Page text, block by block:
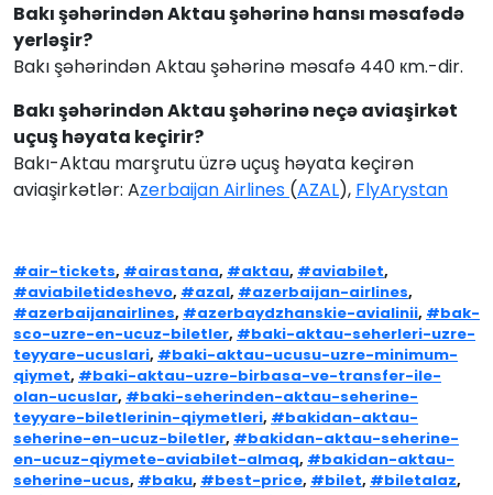
Bakı şəhərindən Aktau şəhərinə hansı məsafədə
yerləşir?
Bakı şəhərindən Aktau şəhərinə məsafə 440 кm.-dir.
Bakı şəhərindən Aktau şəhərinə neçə aviaşirkət
uçuş həyata keçirir?
Bakı-Aktau marşrutu üzrə uçuş həyata keçirən
aviaşirkətlər: Azerbaijan Airlines (AZAL), FlyArystan
#air-tickets, #airastana, #aktau, #aviabilet,
#aviabiletideshevo, #azal, #azerbaijan-airlines,
#azerbaijanairlines, #azerbaydzhanskie-avialinii, #bak-
sco-uzre-en-ucuz-biletler, #baki-aktau-seherleri-uzre-
teyyare-ucuslari, #baki-aktau-ucusu-uzre-minimum-
qiymet, #baki-aktau-uzre-birbasa-ve-transfer-ile-
olan-ucuslar, #baki-seherinden-aktau-seherine-
teyyare-biletlerinin-qiymetleri, #bakidan-aktau-
seherine-en-ucuz-biletler, #bakidan-aktau-seherine-
en-ucuz-qiymete-aviabilet-almaq, #bakidan-aktau-
seherine-ucus, #baku, #best-price, #bilet, #biletalaz,